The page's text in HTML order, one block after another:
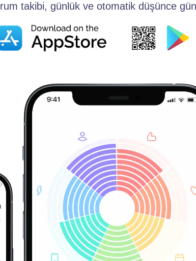
takibi, günlük ve otomatik düşünce